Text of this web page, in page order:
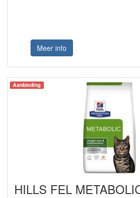
Meer info
Aanbieding
HILLS FEL